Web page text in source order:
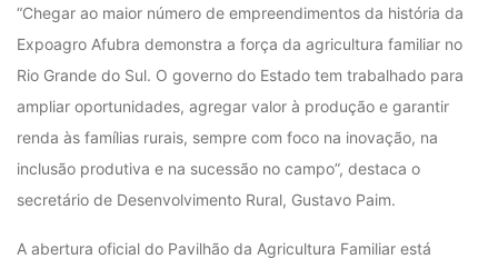
“Chegar ao maior número de empreendimentos da história da
Expoagro Afubra demonstra a força da agricultura familiar no
Rio Grande do Sul. O governo do Estado tem trabalhado para
ampliar oportunidades, agregar valor à produção e garantir
renda às famílias rurais, sempre com foco na inovação, na
inclusão produtiva e na sucessão no campo”, destaca o
secretário de Desenvolvimento Rural, Gustavo Paim.
A abertura oficial do Pavilhão da Agricultura Familiar está